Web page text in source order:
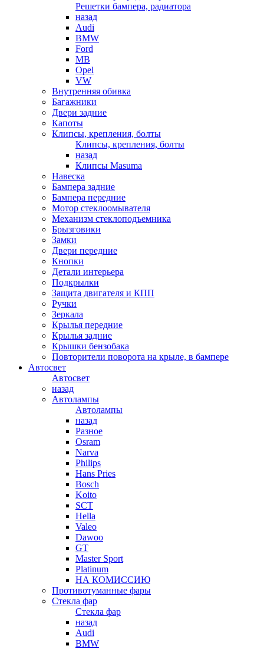
Решетки бампера, радиатора
назад
Audi
BMW
Ford
MB
Opel
VW
Внутренняя обивка
Багажники
Двери задние
Капоты
Клипсы, крепления, болты
Клипсы, крепления, болты
назад
Клипсы Masuma
Навеска
Бампера задние
Бампера передние
Мотор стеклоомывателя
Механизм стеклоподъемника
Брызговики
Замки
Двери передние
Кнопки
Детали интерьера
Подкрылки
Защита двигателя и КПП
Ручки
Зеркала
Крылья передние
Крылья задние
Крышки бензобака
Повторители поворота на крыле, в бампере
Автосвет
Автосвет
назад
Автолампы
Автолампы
назад
Разное
Osram
Narva
Philips
Hans Pries
Bosch
Koito
SCT
Hella
Valeo
Dawoo
GT
Master Sport
Platinum
НА КОМИССИЮ
Противотуманные фары
Стекла фар
Стекла фар
назад
Audi
BMW